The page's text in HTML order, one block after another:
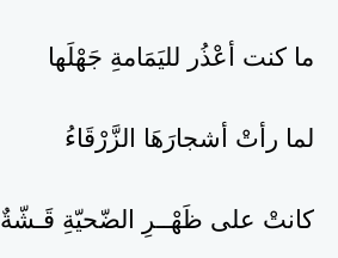
ما كنت أعْذُر لليَمَامةِ جَهْلَها
لما رأتْ أشجارَهَا الزَّرْقَاءُ
كانتْ على ظَهْــرِ الضّحيّةِ قَـشّةٌ